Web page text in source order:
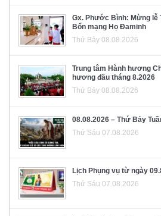
Gx. Phước Bình: Mừng lễ
Bổn mạng Họ Đaminh
Thứ Bảy 08.08.2026
Trung tâm Hành hương
hương đầu tháng 8.2026
Thứ Bảy 08.08.2026
08.08.2026 – Thứ Bảy
Thứ Sáu 07.08.2026
Lịch Phụng vụ từ ngày
Thứ Sáu 07.08.2026